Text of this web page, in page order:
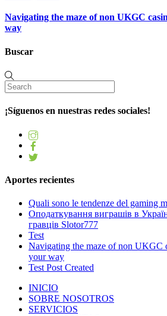
Navigating the maze of non UKGC
way
Buscar
¡Síguenos en nuestras redes sociales!
Aportes recientes
Quali sono le tendenze del gaming
Оподаткування виграшів в
гравців Slotor777
Test
Navigating the maze of non UKGC
your way
Test Post Created
INICIO
SOBRE NOSOTROS
SERVICIOS